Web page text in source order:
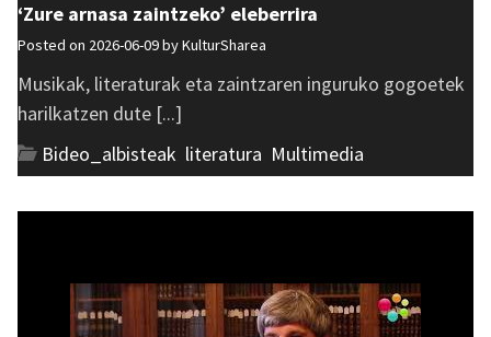
‘Zure arnasa zaintzeko’ eleberrira
Posted on 2026-06-09 byKulturSharea
Musikak, literaturak eta zaintzaren inguruko gogoetek
harilkatzen dute [...]
Bideo_albisteak literatura Multimedia